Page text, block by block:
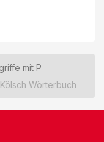
mit P
Wörterbuch